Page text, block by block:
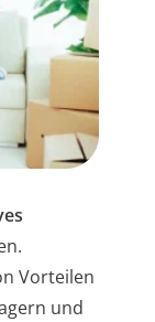
Vorteilen
und